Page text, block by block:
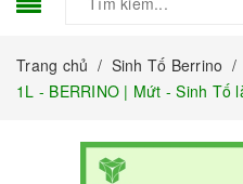
Trang chủ / Sinh Tố Berrino /
1L - BERRINO | Mứt - Sinh Tố